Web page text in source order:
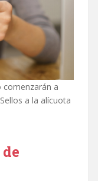
comenzarán a
a la alícuota